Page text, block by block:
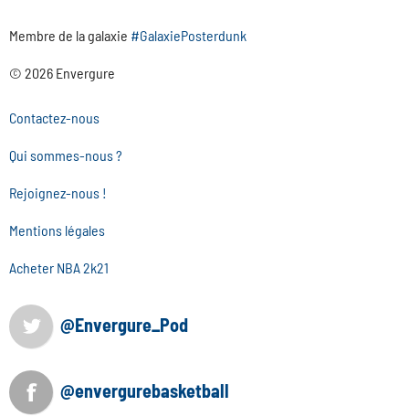
Membre de la galaxie #GalaxiePosterdunk
© 2026 Envergure
Contactez-nous
Qui sommes-nous ?
Rejoignez-nous !
Mentions légales
Acheter NBA 2k21
@Envergure_Pod
@envergurebasketball